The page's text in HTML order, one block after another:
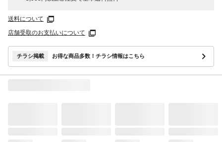
送料について
店舗受取のお支払いについて
チラシ掲載 お得な商品多数！チラシ情報はこちら